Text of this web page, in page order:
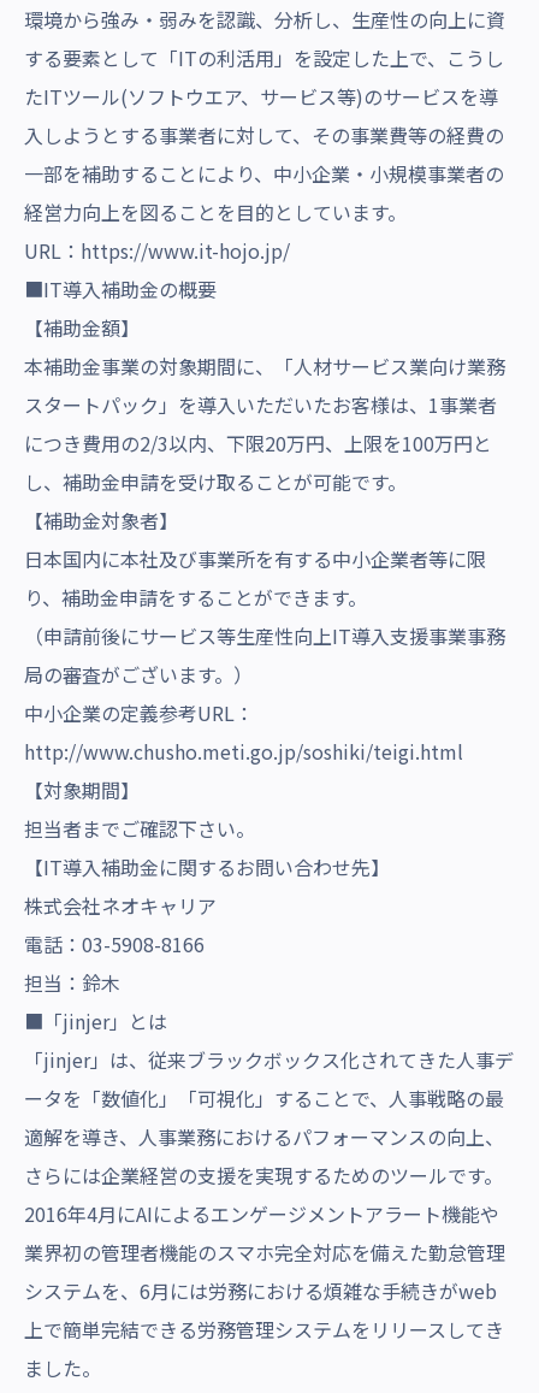
環境から強み・弱みを認識、分析し、生産性の向上に資
する要素として「ITの利活用」を設定した上で、こうし
たITツール(ソフトウエア、サービス等)のサービスを導
入しようとする事業者に対して、その事業費等の経費の
一部を補助することにより、中小企業・小規模事業者の
経営力向上を図ることを目的としています。
URL： https://www.it-hojo.jp/
■IT導入補助金の概要
【補助金額】
本補助金事業の対象期間に、「人材サービス業向け業務
スタートパック」を導入いただいたお客様は、1事業者
につき費用の2/3以内、下限20万円、上限を100万円と
し、補助金申請を受け取ることが可能です。
【補助金対象者】
日本国内に本社及び事業所を有する中小企業者等に限
り、補助金申請をすることができます。
（申請前後にサービス等生産性向上IT導入支援事業事務
局の審査がございます。）
中小企業の定義参考URL：
http://www.chusho.meti.go.jp/soshiki/teigi.html
【対象期間】
担当者までご確認下さい。
【IT導入補助金に関するお問い合わせ先】
株式会社ネオキャリア
電話：03-5908-8166
担当：鈴木
■「jinjer」とは
「jinjer」は、従来ブラックボックス化されてきた人事デ
ータを「数値化」「可視化」することで、人事戦略の最
適解を導き、人事業務におけるパフォーマンスの向上、
さらには企業経営の支援を実現するためのツールです。
2016年4月にAIによるエンゲージメントアラート機能や
業界初の管理者機能のスマホ完全対応を備えた勤怠管理
システムを、6月には労務における煩雑な手続きがweb
上で簡単完結できる労務管理システムをリリースしてき
ました。